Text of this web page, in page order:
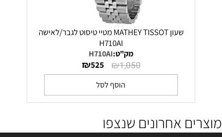
שעון MATHEY TISSOT מטיי טיסוט לגבר/לאישה
H710AI
מק"ט:H710AI
₪1,050
₪525
הוסף לסל
מוצרים אחרונים שנצפו